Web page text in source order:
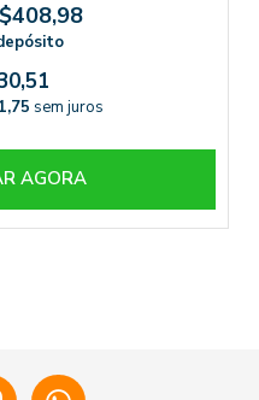
sem juros
AGORA